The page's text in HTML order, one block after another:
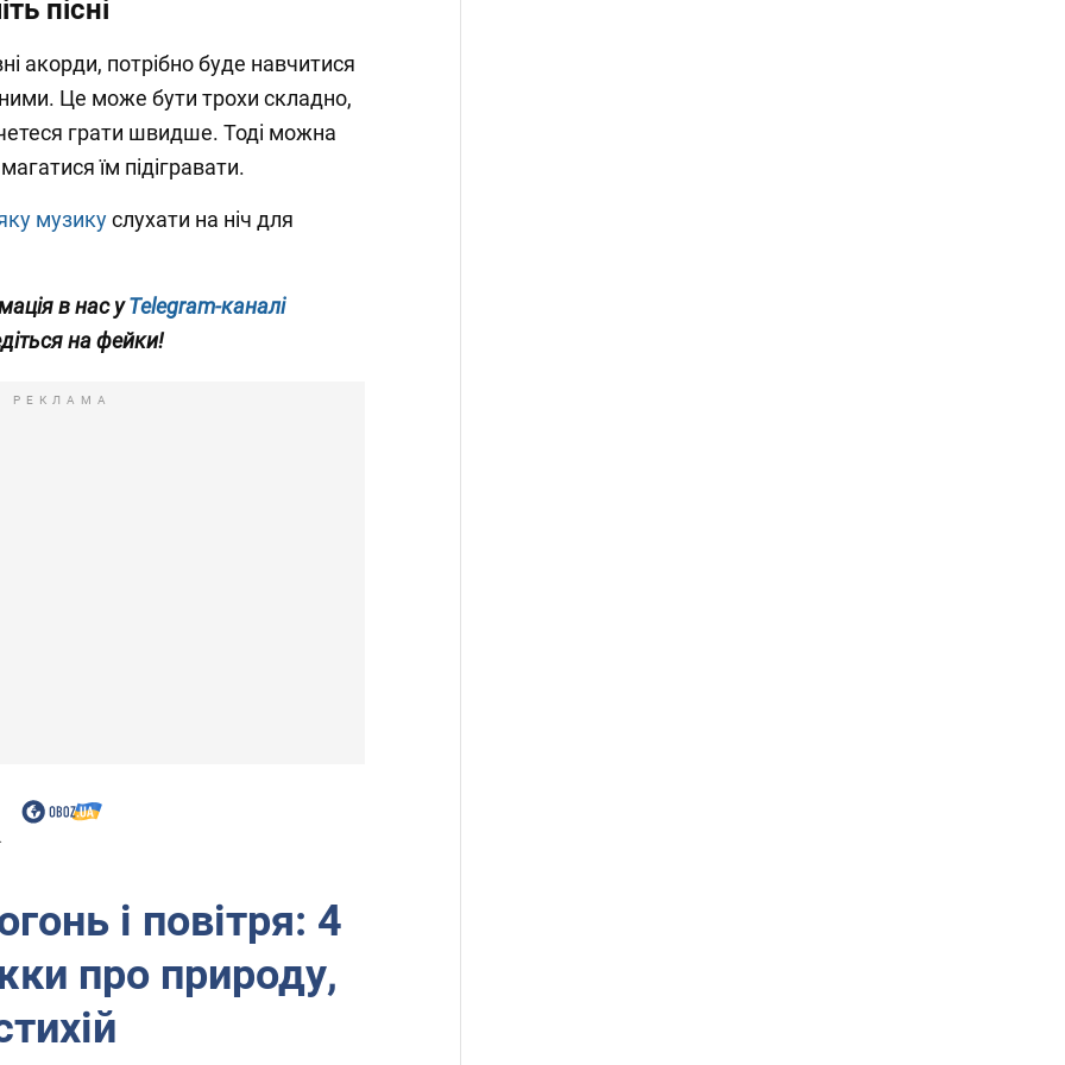
пісні
акорди, потрібно буде навчитися
Це може бути трохи складно,
грати швидше. Тоді можна
їм підігравати.
музикуслухати на ніч для
в нас уTelegram-каналі
на фейки!
РЕКЛАМА
і повітря: 4
про природу,